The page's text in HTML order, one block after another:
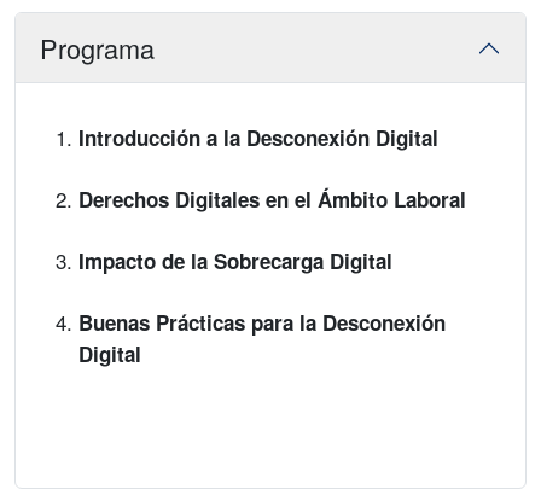
Programa
Introducción a la Desconexión Digital
Derechos Digitales en el Ámbito Laboral
Impacto de la Sobrecarga Digital
Buenas Prácticas para la Desconexión
Digital